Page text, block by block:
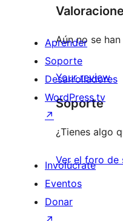
Aún no se
Your review
Soporte
¿Tienes algo
Ver el foro de
Aprender
Soporte
Desarrolladores
WordPress.tv
↗
Involúcrate
Eventos
Donar